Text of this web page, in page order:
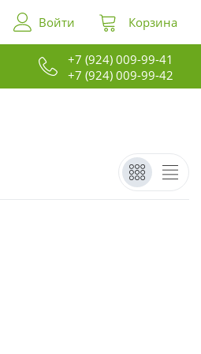
Войти Корзина
+7 (924) 009-99-41
+7 (924) 009-99-42